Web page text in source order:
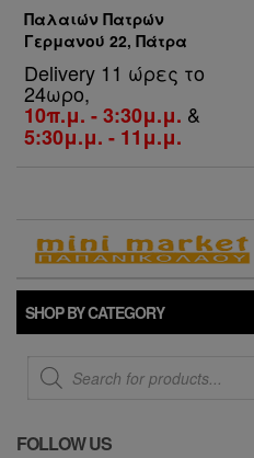
Παλαιών Πατρών
Γερμανού 22, Πάτρα
Delivery 11 ώρες το
24ωρο,
10π.μ. - 3:30μ.μ. &
5:30μ.μ. - 11μ.μ.
SHOP BY CATEGORY
Products
search
FOLLOW US